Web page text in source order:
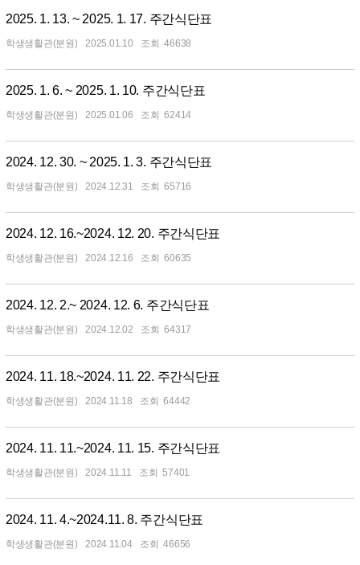
2025. 1. 13. ~ 2025. 1. 17. 주간식단표
학생생활관(분원) 2025.01.10 46638
2025. 1. 6. ~ 2025. 1. 10. 주간식단표
학생생활관(분원) 2025.01.06 62414
2024. 12. 30. ~ 2025. 1. 3. 주간식단표
학생생활관(분원) 2024.12.31 65716
2024. 12. 16.~2024. 12. 20. 주간식단표
학생생활관(분원) 2024.12.16 60635
2024. 12. 2.~ 2024. 12. 6. 주간식단표
학생생활관(분원) 2024.12.02 64317
2024. 11. 18.~2024. 11. 22. 주간식단표
학생생활관(분원) 2024.11.18 64442
2024. 11. 11.~2024. 11. 15. 주간식단표
학생생활관(분원) 2024.11.11 57401
2024. 11. 4.~2024.11. 8. 주간식단표
학생생활관(분원) 2024.11.04 46656